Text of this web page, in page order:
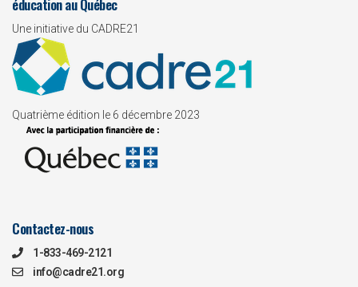
éducation au Québec
Une initiative du CADRE21
Quatrième édition le 6 décembre 2023
Contactez-nous
1-833-469-2121
info@cadre21.org